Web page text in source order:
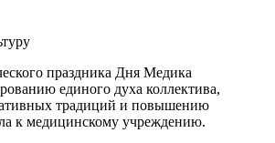
праздника Дня Медика
единого духа коллектива,
традиций и повышению
к медицинскому учреждению.